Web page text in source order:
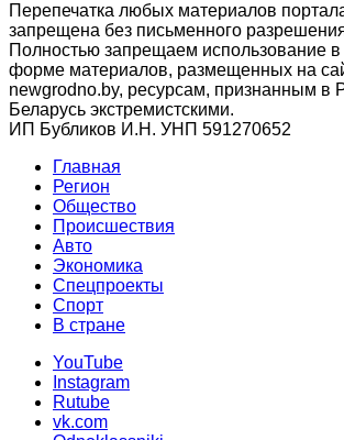
Перепечатка любых материалов
запрещена без письменного
Полностью запрещаем использование в
форме материалов, размещенных на
newgrodno.by, ресурсам, признанным в
Беларусь экстремистскими.
ИП Бубликов И.Н. УНП 591270652
Главная
Регион
Общество
Происшествия
Авто
Экономика
Спецпроекты
Cпорт
В стране
YouTube
Instagram
Rutube
vk.com